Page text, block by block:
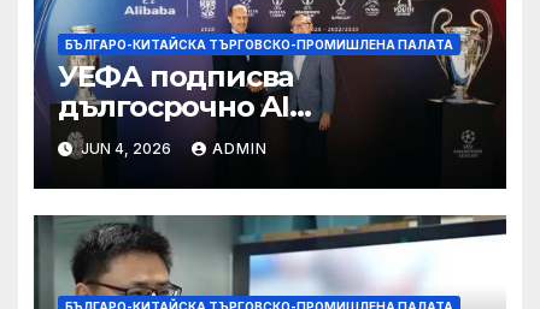
БЪЛГАРО-КИТАЙСКА ТЪРГОВСКО-ПРОМИШЛЕНА ПАЛАТА
УЕФА подписва
дългосрочно AI
партньорство с Alibaba
JUN 4, 2026 ADMIN